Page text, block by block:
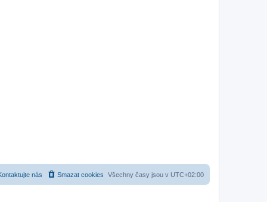
Všechny časy jsou v UTC+02:00
Smazat cookies
nás